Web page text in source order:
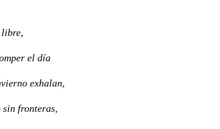
el día
exhalan,
sin fronteras,